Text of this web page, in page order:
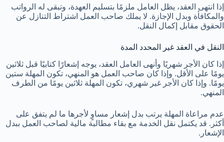
إذا انتهى العقد، يظل العامل ملزمًا بتسليم العهدة، وتبقى له الرواتب
والمكافأة وبدل الإجازة. لا يملك صاحب العمل اشتراط التنازل عن
الحقوق مقابل إكمال النقل.
النقل في العقد غير المحدد المدة
إذا كان الأجر شهريًا وأنهى العامل العقد، يوجه إشعارًا كتابيًا قبل ثلاثين
يومًا على الأقل. وإذا كان صاحب العمل هو المنهي، تكون المهلة ستين
يومًا. وإذا كان الأجر غير شهري، تكون المهلة ثلاثين يومًا من الطرف
المنهي.
عدم مراعاة المهلة يرتب بدل إشعار مساوٍ لأجرها ما لم يتفق على
أكثر. قد يكتمل نقل الخدمة مع بقاء مطالبة مالية لصاحب العمل ببدل
الإشعار.